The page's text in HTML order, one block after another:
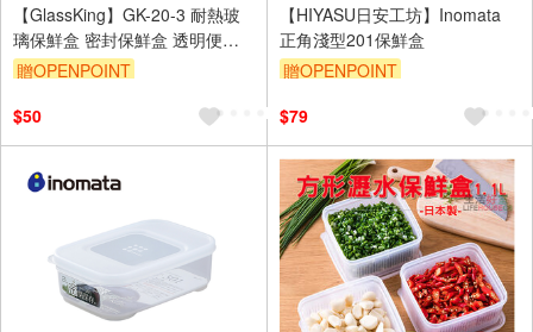
【GlassKing】GK-20-3 耐熱玻
璃保鮮盒 密封保鮮盒 透明便當
盒 玻璃便當盒 健康餐盒
贈OPENPOINT
$50
【HIYASU日安工坊】Inomata
正角淺型201保鮮盒
贈OPENPOINT
$79